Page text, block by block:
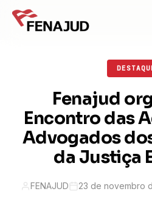
Fenajud
Encontro das
Advogados
da Justiça
FENAJUD 23 de novembro